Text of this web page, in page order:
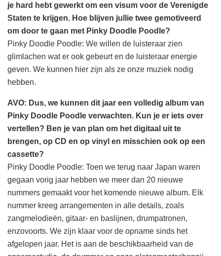
je hard hebt gewerkt om een visum voor de Verenigde
Staten te krijgen. Hoe blijven jullie twee gemotiveerd
om door te gaan met Pinky Doodle Poodle?
Pinky Doodle Poodle: We willen de luisteraar zien
glimlachen wat er ook gebeurt en de luisteraar energie
geven. We kunnen hier zijn als ze onze muziek nodig
hebben.
AVO: Dus, we kunnen dit jaar een volledig album van
Pinky Doodle Poodle verwachten. Kun je er iets over
vertellen? Ben je van plan om het digitaal uit te
brengen, op CD en op vinyl en misschien ook op een
cassette?
Pinky Doodle Poodle: Toen we terug naar Japan waren
gegaan vorig jaar hebben we meer dan 20 nieuwe
nummers gemaakt voor het komende nieuwe album. Elk
nummer kreeg arrangementen in alle details, zoals
zangmelodieën, gitaar- en baslijnen, drumpatronen,
enzovoorts. We zijn klaar voor de opname sinds het
afgelopen jaar. Het is aan de beschikbaarheid van de